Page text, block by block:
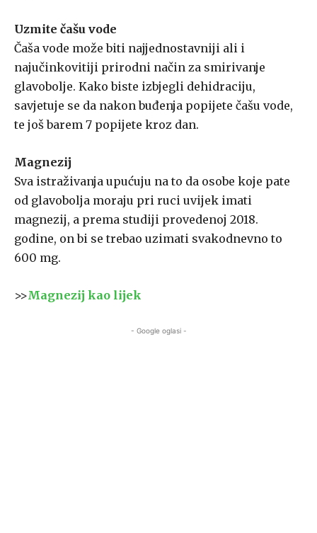
Uzmite čašu vode
Čaša vode može biti najjednostavniji ali i
najučinkovitiji prirodni način za smirivanje
glavobolje. Kako biste izbjegli dehidraciju,
savjetuje se da nakon buđenja popijete čašu vode,
te još barem 7 popijete kroz dan.
Magnezij
Sva istraživanja upućuju na to da osobe koje pate
od glavobolja moraju pri ruci uvijek imati
magnezij, a prema studiji provedenoj 2018.
godine, on bi se trebao uzimati svakodnevno to
600 mg.
>>Magnezij kao lijek
- Google oglasi -